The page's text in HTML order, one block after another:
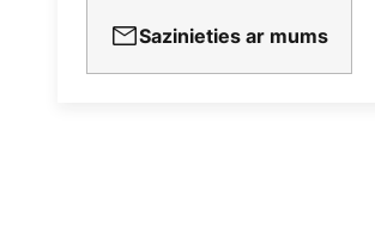
Sazinieties ar mums